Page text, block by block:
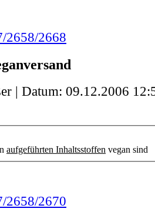
2658/2668
| Datum: 09.12.2006
aufgeführten Inhaltsstoffen vegan sind
2658/2670